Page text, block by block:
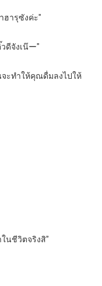
ารุซังค่ะ”
จังเน๊ー”
ะทำให้คุณดื่มลงไปให้
นชีวิตจริงสิ”